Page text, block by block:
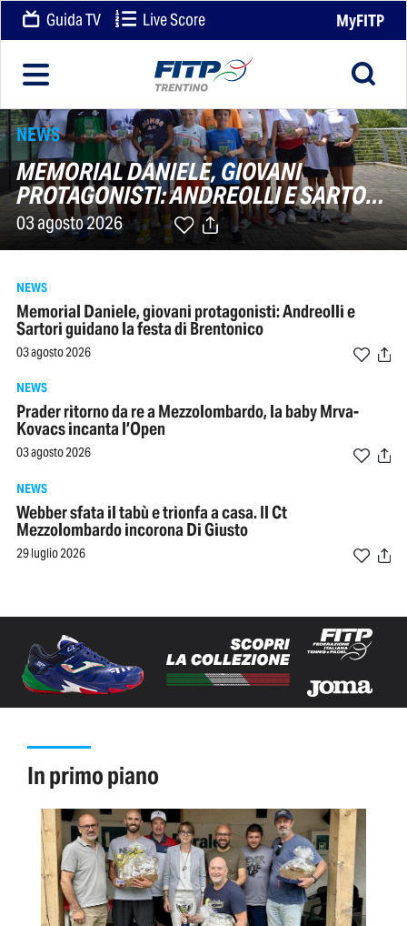
Guida TV Live Score MyFITP
NEWS
MEMORIAL DANIELE, GIOVANI
PROTAGONISTI: ANDREOLLI E SARTORI
GUIDANO LA FESTA DI BRENTONICO
03 agosto 2026
NEWS
Memorial Daniele, giovani protagonisti: Andreolli e
Sartori guidano la festa di Brentonico
03 agosto 2026
NEWS
Prader ritorno da re a Mezzolombardo, la baby Mrva-
Kovacs incanta l’Open
03 agosto 2026
NEWS
Webber sfata il tabù e trionfa a casa. Il Ct
Mezzolombardo incorona Di Giusto
29 luglio 2026
in primo piano